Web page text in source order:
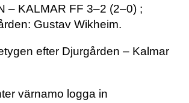
– KALMAR FF 3–2 (2–0) ;
Gustav Wikheim.
efter Djurgården – Kalmar
värnamo logga in